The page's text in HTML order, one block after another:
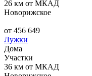
26 км от МКАД
Новорижское
от 456 649
Лужки
Дома
Участки
36 км от МКАД